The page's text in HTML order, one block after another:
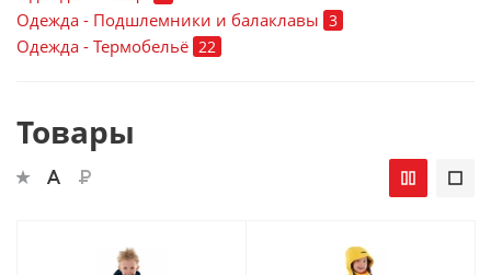
Одежда - Подшлемники и балаклавы 3
Одежда - Термобельё 22
Товары